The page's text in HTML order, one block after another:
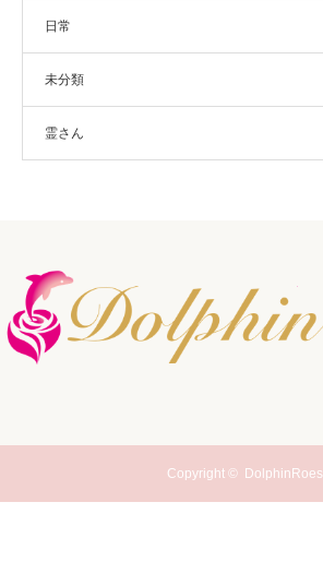
日常
未分類
霊さん
Copyright © DolphinRoes